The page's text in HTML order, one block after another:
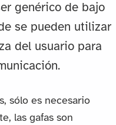
genérico de bajo
se pueden utilizar
del usuario para
sólo es necesario
las gafas son